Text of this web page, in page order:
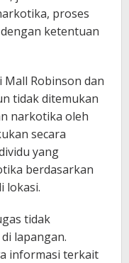
proses
ketentuan
Robinson dan
tidak ditemukan
narkotika oleh
secara
yang
berdasarkan
lokasi.
tidak
lapangan.
informasi terkait